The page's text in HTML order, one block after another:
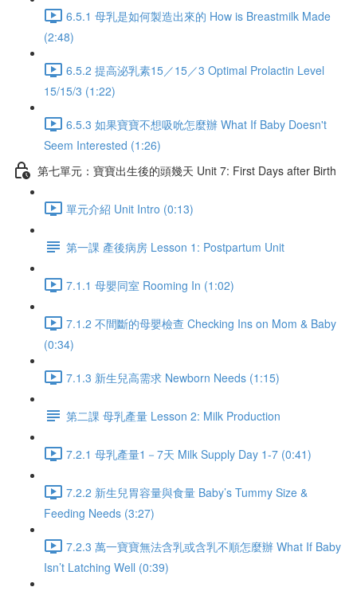
6.5.1 母乳是如何製造出來的 How is Breastmilk Made
(2:48)
6.5.2 提高泌乳素15／15／3 Optimal Prolactin Level
15/15/3 (1:22)
6.5.3 如果寶寶不想吸吮怎麼辦 What If Baby Doesn't
Seem Interested (1:26)
第七單元：寶寶出生後的頭幾天 Unit 7: First Days after Birth
單元介紹 Unit Intro (0:13)
第一課 產後病房 Lesson 1: Postpartum Unit
7.1.1 母嬰同室 Rooming In (1:02)
7.1.2 不間斷的母嬰檢查 Checking Ins on Mom & Baby
(0:34)
7.1.3 新生兒高需求 Newborn Needs (1:15)
第二課 母乳產量 Lesson 2: Milk Production
7.2.1 母乳產量1－7天 Milk Supply Day 1-7 (0:41)
7.2.2 新生兒胃容量與食量 Baby’s Tummy Size &
Feeding Needs (3:27)
7.2.3 萬一寶寶無法含乳或含乳不順怎麼辦 What If Baby
Isn’t Latching Well (0:39)